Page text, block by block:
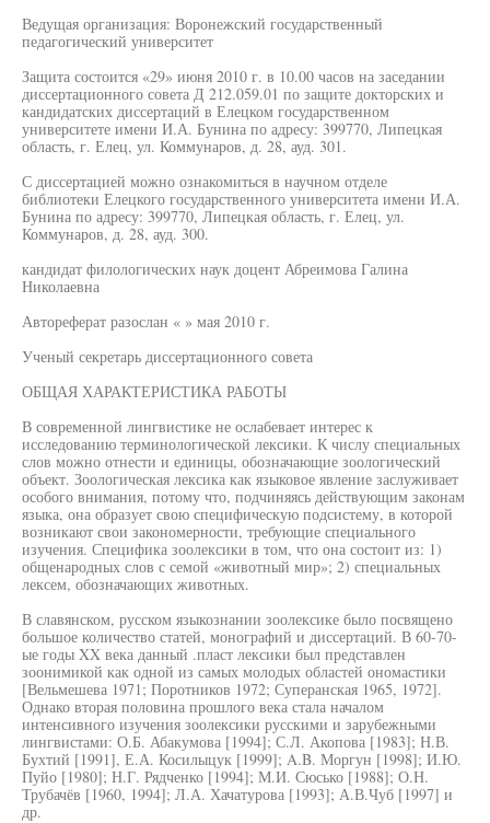
Ведущая организация: Воронежский государственный
педагогический университет
Защита состоится «29» июня 2010 г. в 10.00 часов на заседании
диссертационного совета Д 212.059.01 по защите докторских и
кандидатских диссертаций в Елецком государственном
университете имени И.А. Бунина по адресу: 399770, Липецкая
область, г. Елец, ул. Коммунаров, д. 28, ауд. 301.
С диссертацией можно ознакомиться в научном отделе
библиотеки Елецкого государственного университета имени И.А.
Бунина по адресу: 399770, Липецкая область, г. Елец, ул.
Коммунаров, д. 28, ауд. 300.
кандидат филологических наук доцент Абреимова Галина
Николаевна
Автореферат разослан « » мая 2010 г.
Ученый секретарь диссертационного совета
ОБЩАЯ ХАРАКТЕРИСТИКА РАБОТЫ
В современной лингвистике не ослабевает интерес к
исследованию терминологической лексики. К числу специальных
слов можно отнести и единицы, обозначающие зоологический
объект. Зоологическая лексика как языковое явление заслуживает
особого внимания, потому что, подчиняясь действующим законам
языка, она образует свою специфическую подсистему, в которой
возникают свои закономерности, требующие специального
изучения. Специфика зоолексики в том, что она состоит из: 1)
общенародных слов с семой «животный мир»; 2) специальных
лексем, обозначающих животных.
В славянском, русском языкознании зоолексике было посвящено
большое количество статей, монографий и диссертаций. В 60-70-
ые годы XX века данный .пласт лексики был представлен
зоонимикой как одной из самых молодых областей ономастики
[Вельмешева 1971; Поротников 1972; Суперанская 1965, 1972].
Однако вторая половина прошлого века стала началом
интенсивного изучения зоолексики русскими и зарубежными
лингвистами: О.Б. Абакумова [1994]; С.Л. Акопова [1983]; Н.В.
Бухтий [1991], Е.А. Косилыцук [1999]; A.B. Моргун [1998]; И.Ю.
Пуйо [1980]; Н.Г. Рядченко [1994]; М.И. Сюсько [1988]; О.Н.
Трубачёв [1960, 1994]; Л.А. Хачатурова [1993]; А.В.Чуб [1997] и
др.